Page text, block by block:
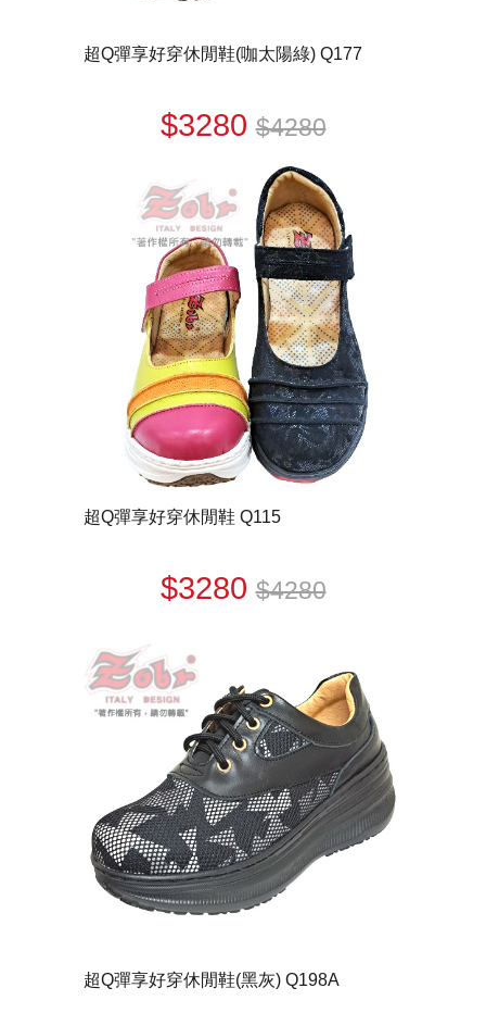
超Q彈享好穿休閒鞋(咖太陽綠) Q177
$3280$4280
超Q彈享好穿休閒鞋 Q115
$3280$4280
超Q彈享好穿休閒鞋(黑灰) Q198A